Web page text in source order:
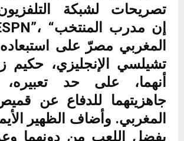
تصريحات لشبكة
المغربي مصرّ على
تشيلسي الإنجليزي، حكيم
أنهما، على حد
جاهزيتهما للدفاع عن
المغربي. وأضاف الظهير
يفضل اللعب من دونهما